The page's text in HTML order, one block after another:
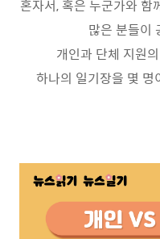
혼자서, 혹은 누군가와 함
많은 분들이
개인과 단체 지원
하나의 일기장을 몇